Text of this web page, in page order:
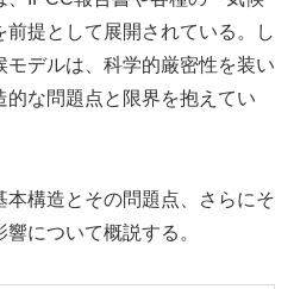
提として展開されている。し
デルは、科学的厳密性を装い
な問題点と限界を抱えてい
構造とその問題点、さらにそ
について概説する。